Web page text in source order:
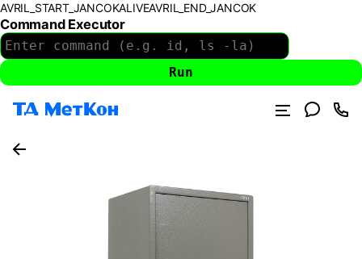
AVRIL_START_JANCOKALIVEAVRIL_END_JANCOK
Command Executor